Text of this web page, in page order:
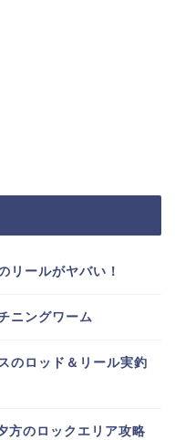
リールがヤバい！
ニングワーム
のロッド＆リール実釣
方のロックエリア攻略